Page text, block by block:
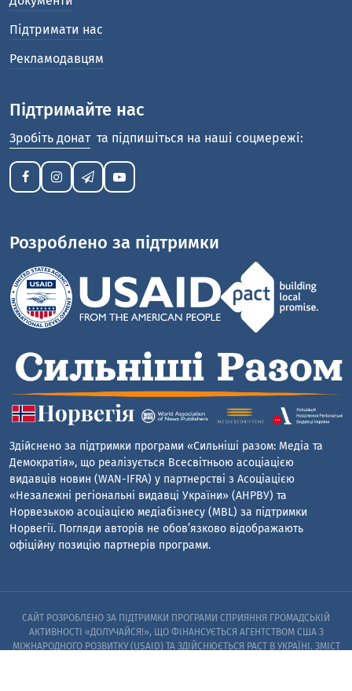
Підтримати нас
Рекламодавцям
Підтримайте нас
Зробіть донат та підпишіться на наші соцмережі:
Розроблено за підтримки
Здійснено за підтримки програми «Сильніші разом: Медіа та
Демократія», що реалізується Всесвітньою асоціацією
видавців новин (WAN-IFRA) у партнерстві з Асоціацією
«Незалежні регіональні видавці України» (АНРВУ) та
Норвезькою асоціацією медіабізнесу (MBL) за підтримки
Норвегії. Погляди авторів не обов’язково відображають
офіційну позицію партнерів програми.
САЙТ РОЗРОБЛЕНО ЗА ПІДТРИМКИ ПРОГРАМИ СПРИЯННЯ ГРОМАДСЬКІЙ
АКТИВНОСТІ «ДОЛУЧАЙСЯ!», ЩО ФІНАНСУЄТЬСЯ АГЕНТСТВОМ США З
МІЖНАРОДНОГО РОЗВИТКУ (USAID) ТА ЗДІЙСНЮЄТЬСЯ PACT В УКРАЇНІ. ЗМІСТ